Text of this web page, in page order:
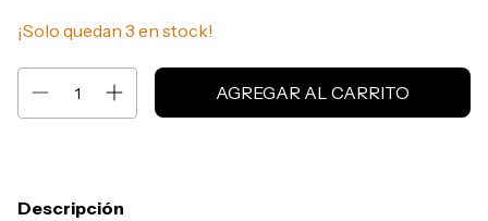
¡Solo quedan 3 en stock!
Descripción